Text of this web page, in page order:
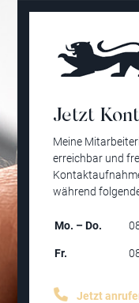
Jetzt
Meine
erreichbar und
während
Mo. – Do.
Fr.
Jetzt